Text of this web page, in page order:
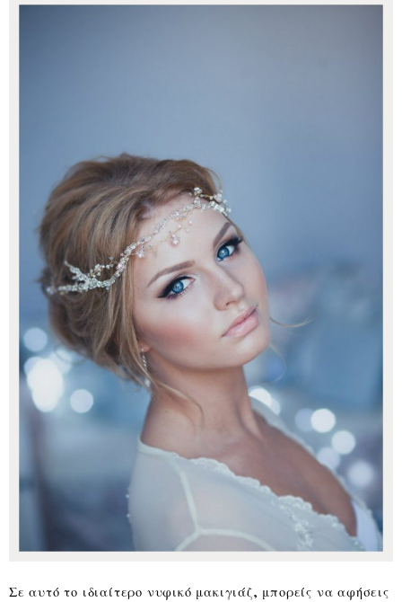
Σε αυτό το ιδιαίτερο νυφικό μακιγιάζ, μπορείς να αφήσεις